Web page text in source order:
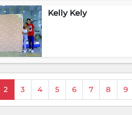
Kelly Kely
2 3 4 5 6 7 8 9